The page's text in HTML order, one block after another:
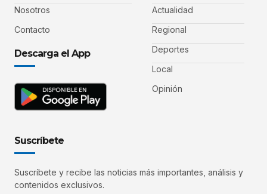
Nosotros
Contacto
Descarga el App
Actualidad
Regional
Deportes
Local
Opinión
Suscríbete
Suscríbete y recibe las noticias más importantes, análisis y
contenidos exclusivos.